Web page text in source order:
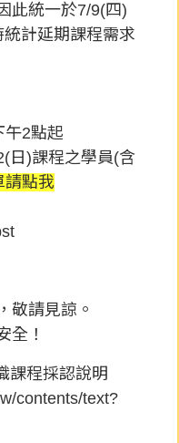
此統一於7/9(四)
計延期課程需求
午2點起
日)課程之學員(含
請點我
敬請見諒。
全！
課程採認說明
contents/text?